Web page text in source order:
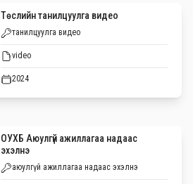
Төслийн танилцуулга видео
танилцуулга видео
video
2024
ОУХБ Аюулгүй ажиллагаа надаас
эхэлнэ
аюулгүй ажиллагаа надаас эхэлнэ